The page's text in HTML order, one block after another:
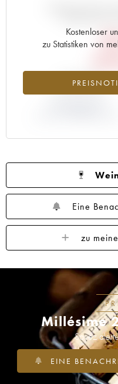
Kostenloser
zu Statistiken von
-15.2%
Eine
zu
Millésime
Soyez
EINE